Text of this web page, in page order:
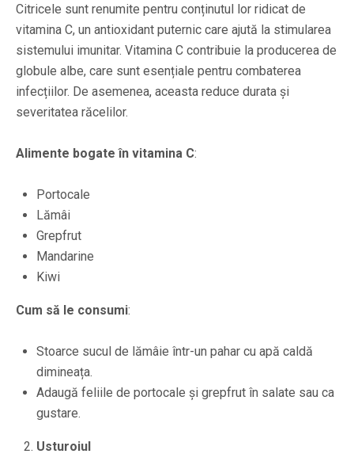
Citricele sunt renumite pentru conținutul lor ridicat de
vitamina C, un antioxidant puternic care ajută la stimularea
sistemului imunitar. Vitamina C contribuie la producerea de
globule albe, care sunt esențiale pentru combaterea
infecțiilor. De asemenea, aceasta reduce durata și
severitatea răcelilor.
Alimente bogate în vitamina C:
Portocale
Lămâi
Grepfrut
Mandarine
Kiwi
Cum să le consumi:
Stoarce sucul de lămâie într-un pahar cu apă caldă
dimineața.
Adaugă feliile de portocale și grepfrut în salate sau ca
gustare.
Usturoiul